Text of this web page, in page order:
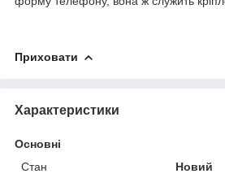
Приховати
Характеристики
Основні
Стан
Новий